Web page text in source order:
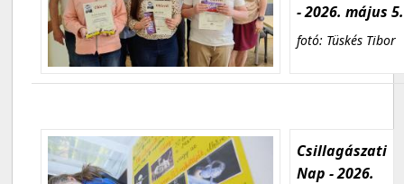
- 2026. május 5.
fotó: Tüskés Tibor
Csillagászati
Nap - 2026.